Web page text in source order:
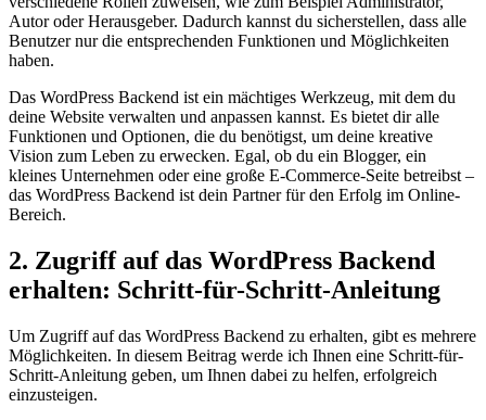
Autor oder Herausgeber. Dadurch kannst du sicherstellen, dass alle
Benutzer nur die entsprechenden Funktionen und Möglichkeiten
haben.
Das WordPress Backend ist ein mächtiges Werkzeug, mit dem du
deine Website verwalten und anpassen kannst. Es bietet dir alle
Funktionen und Optionen, die du benötigst, um deine kreative
Vision zum Leben zu erwecken. Egal, ob du ein Blogger, ein
kleines Unternehmen oder eine große E-Commerce-Seite betreibst –
das WordPress Backend ist dein Partner für den Erfolg im Online-
Bereich.
2. Zugriff auf das WordPress Backend
erhalten: Schritt-für-Schritt-Anleitung
Um Zugriff auf das WordPress Backend zu erhalten, gibt es mehrere
Möglichkeiten. In diesem Beitrag werde ich Ihnen eine Schritt-für-
Schritt-Anleitung geben, um Ihnen dabei zu helfen, erfolgreich
einzusteigen.